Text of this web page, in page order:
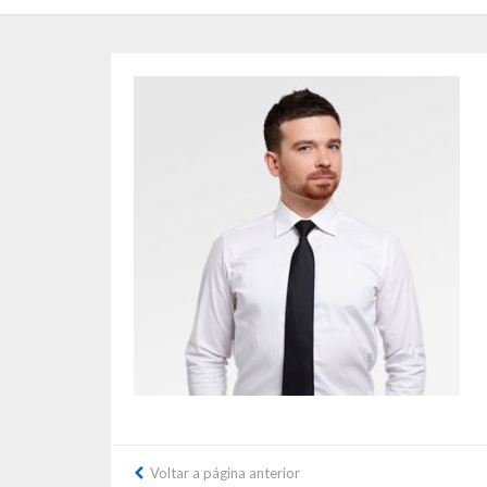
Voltar a página anterior